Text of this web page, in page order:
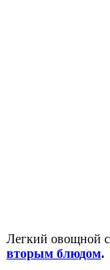
Легкий овощной
вторым блюдом.